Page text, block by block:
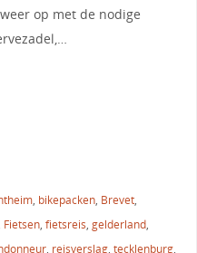
op met de nodige
, bikepacken, Brevet,
Fietsen, fietsreis, gelderland,
, reisverslag, tecklenburg,